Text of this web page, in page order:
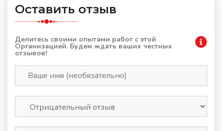
Оставить отзыв
Делитесь своими опытами работ с этой
Организацией. Будем ждать ваших честных
отзывов!